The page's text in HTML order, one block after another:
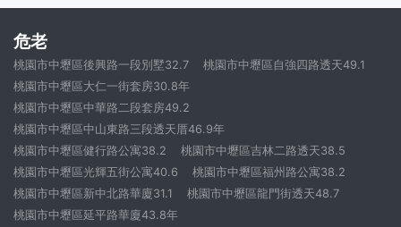
危老
桃園市中壢區後興路一段別墅32.7
桃園市中壢區自強四路透天49.1
桃園市中壢區大仁一街套房30.8年
桃園市中壢區中華路二段套房49.2
桃園市中壢區中山東路三段透天厝46.9年
桃園市中壢區健行路公寓38.2
桃園市中壢區吉林二路透天38.5
桃園市中壢區光輝五街公寓40.6
桃園市中壢區福州路公寓38.2
桃園市中壢區新中北路華廈31.1
桃園市中壢區龍門街透天48.7
桃園市中壢區延平路華廈43.8年